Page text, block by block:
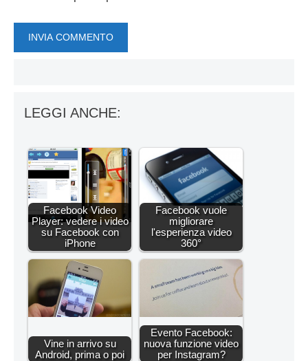
LEGGI ANCHE:
Facebook Video
Player: vedere i video
su Facebook con
iPhone
Facebook vuole
migliorare
l'esperienza video
360°
Vine in arrivo su
Android, prima o poi
Evento Facebook:
nuova funzione video
per Instagram?